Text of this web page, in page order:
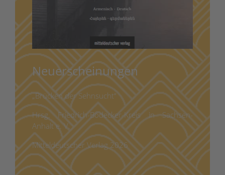
Neuerscheinungen
„Brücken der Sehnsucht“
Hrsg. Friedrich-Bödecker-Kreis in Sachsen-
Anhalt e. V.
Mitteldeutscher Verlag 2026